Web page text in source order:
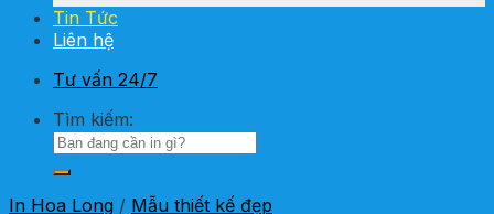
Tin Tức
Liên hệ
Tư vấn 24/7
Tìm kiếm:
In Hoa Long / Mẫu thiết kế đẹp